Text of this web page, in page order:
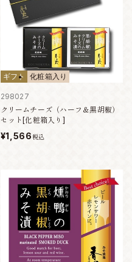
ギフト 化粧箱入り
298027
クリームチーズ（ハーフ＆黒胡椒）
セット[化粧箱入り]
¥1,566税込